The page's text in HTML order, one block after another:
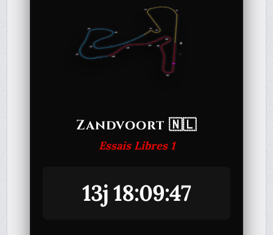
Zandvoort 🇳🇱
Essais Libres 1
13j 18:09:47